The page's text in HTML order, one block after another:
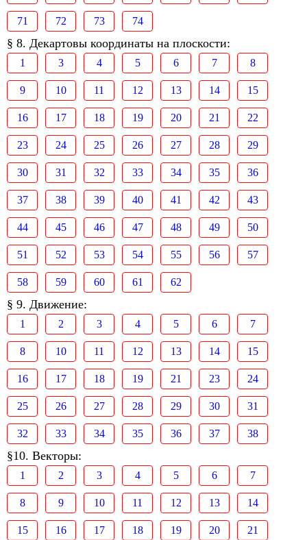
71 72 73 74
§ 8. Декартовы координаты на плоскости:
1 3 4 5 6 7 8
9 10 11 12 13 14 15
16 17 18 19 20 21 22
23 24 25 26 27 28 29
30 31 32 33 34 35 36
37 38 39 40 41 42 43
44 45 46 47 48 49 50
51 52 53 54 55 56 57
58 59 60 61 62
§ 9. Движение:
1 2 3 4 5 6 7
8 10 11 12 13 14 15
16 17 18 19 21 23 24
25 26 27 28 29 30 31
32 33 34 35 36 37 38
§10. Векторы:
1 2 3 4 5 6 7
8 9 10 11 12 13 14
15 16 17 18 19 20 21